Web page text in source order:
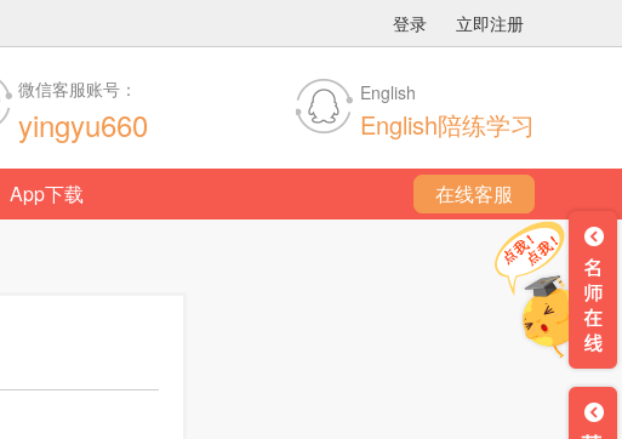
登录 立即注册
微信客服账号：
yingyu660
English
English陪练学习
App下载 在线客服